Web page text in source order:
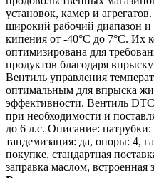
установок, камер и
широкий рабочий диапазон и
кипения от -40°C до 7°C. Их
оптимизирована для
продуктов благодаря
Вентиль управления
оптимальным для впрыска
эффективности. Вентиль
при необходимости и
до 6 л.с. Описание: патрубки:
тандемизация: да, опоры: 4,
покупке, стандартная
заправка маслом,